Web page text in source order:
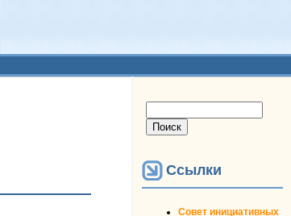
Ссылки
Совет инициативных